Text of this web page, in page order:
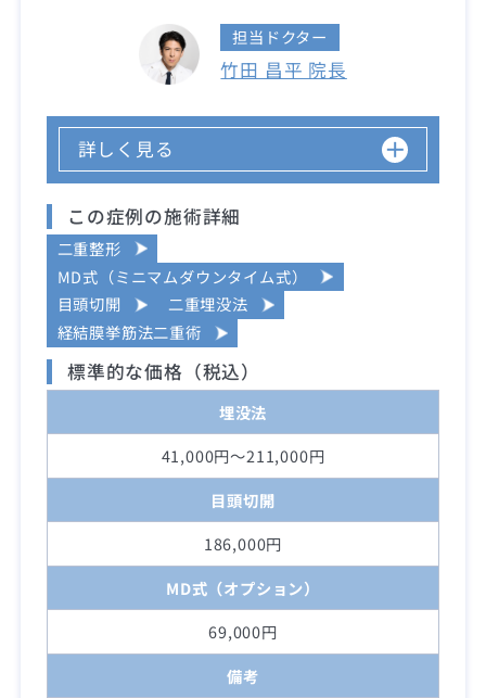
担当ドクター
竹田 昌平 院長
詳しく見る
この症例の施術詳細
二重整形
MD式（ミニマムダウンタイム式）
目頭切開
二重埋没法
経結膜挙筋法二重術
標準的な価格（税込）
埋没法
41,000円～211,000円
目頭切開
186,000円
MD式（オプション）
69,000円
備考